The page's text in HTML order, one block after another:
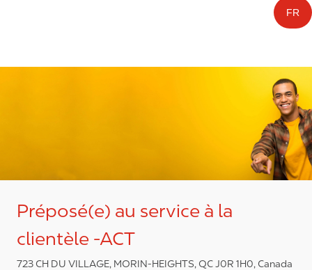
FR
Préposé(e) au service à la
clientèle -ACT
723 CH DU VILLAGE, MORIN-HEIGHTS, QC J0R 1H0, Canada